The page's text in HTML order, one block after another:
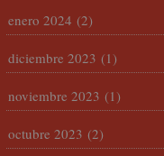
enero 2024 (2)
diciembre 2023 (1)
noviembre 2023 (1)
octubre 2023 (2)